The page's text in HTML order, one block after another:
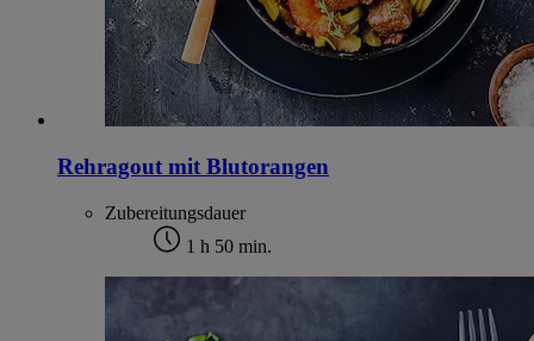
Rehragout mit Blutorangen
Zubereitungsdauer
1 h 50 min.